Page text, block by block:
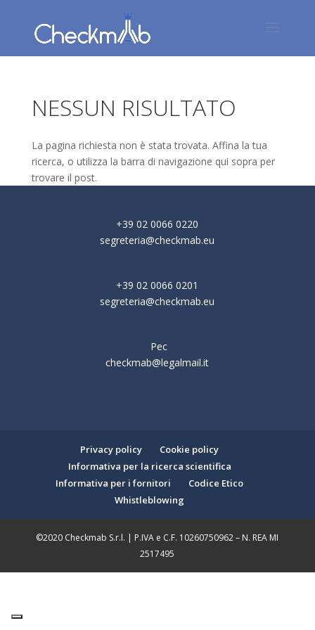
NESSUN RISULTATO
La pagina richiesta non è stata trovata. Affina la tua
ricerca, o utilizza la barra di navigazione qui sopra per
trovare il post.
+39 02 0066 0220
segreteria@checkmab.eu
+39 02 0066 0201
segreteria@checkmab.eu
Pec
checkmab@legalmail.it
Privacy policy
Cookie policy
Informativa per la ricerca scientifica
Informativa per i fornitori
Codice Etico
Whistleblowing
©2020 Checkmab S.r.l. | P.IVA e C.F. 10260750962 – N. REA MI
2517495